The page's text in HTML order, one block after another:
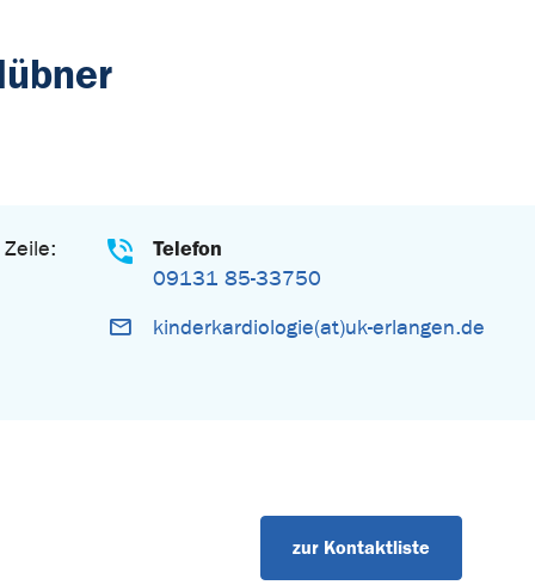
Telefon
09131 85-33750
kinderkardiologie(at)uk-erlangen.de
zur Kontaktliste